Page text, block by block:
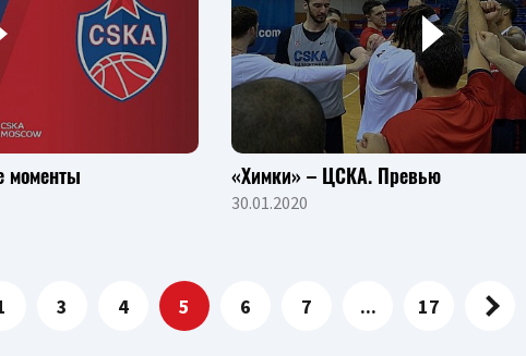
моменты «Химки» – ЦСКА. Превью
30.01.2020
3 4 5 6 7 ... 17